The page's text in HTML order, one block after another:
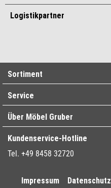
Logistikpartner
Sortiment
Service
Über Möbel Gruber
Kundenservice-Hotline
Tel. +49 8458 32720
Impressum Datenschutz